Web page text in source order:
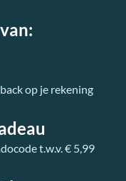
op je rekening
t.w.v. € 5,99